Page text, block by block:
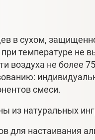
в сухом,
температуре не
воздуха не более
смеси.
из натуральных
для настаивания